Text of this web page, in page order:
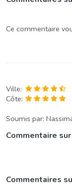
Ce commentaire
Ville:
Côte:
Soumis par:
Commentaire
Commentaires